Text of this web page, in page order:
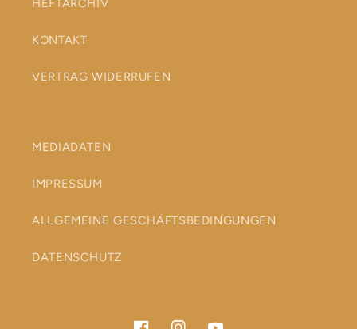
HEFTARCHIV
KONTAKT
VERTRAG WIDERRUFEN
MEDIADATEN
IMPRESSUM
ALLGEMEINE GESCHÄFTSBEDINGUNGEN
DATENSCHUTZ